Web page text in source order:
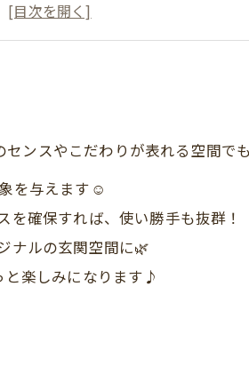
玄関デザインのアイデア集 💡🎨
客をワクワクさせる空間の工夫
ンスやこだわりが表れる空間で
を与えます☺️
確保すれば、使い勝手も抜群！
ナルの玄関空間に🌿
楽しみになります♪